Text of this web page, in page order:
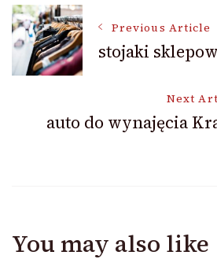
Post
Navigation
Previous Article
stojaki
Next
auto do wynajęcia
You may also like